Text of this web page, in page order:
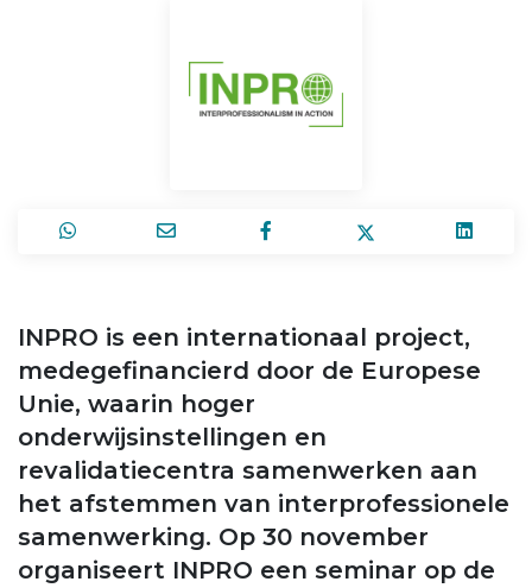
INPRO is een internationaal project,
medegefinancierd door de Europese
Unie, waarin hoger
onderwijsinstellingen en
revalidatiecentra samenwerken aan
het afstemmen van interprofessionele
samenwerking. Op 30 november
organiseert INPRO een seminar op de